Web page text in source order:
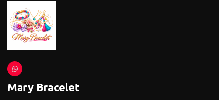
Mary Bracelet